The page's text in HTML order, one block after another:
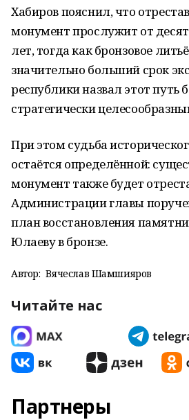
Хабиров пояснил, что
монумент прослужит от
лет, тогда как бронзовое
значительно больший срок
республики назвал этот
стратегически
При этом судьба
остаётся определённой:
монумент также будет
Администрации главы
план восстановления
Юлаеву в бронзе.
Автор: Вячеслав Шамшияров
Читайте нас
Партнеры